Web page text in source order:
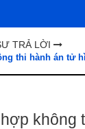
TRẢ LỜI
thi hành án tử
không